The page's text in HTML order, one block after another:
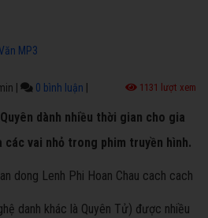
MP3
0 bình luận 1131 lượt xem
dành nhiều thời gian cho gia
vai nhỏ trong phim truyền hình.
danh khác là Quyên Tử) được nhiều